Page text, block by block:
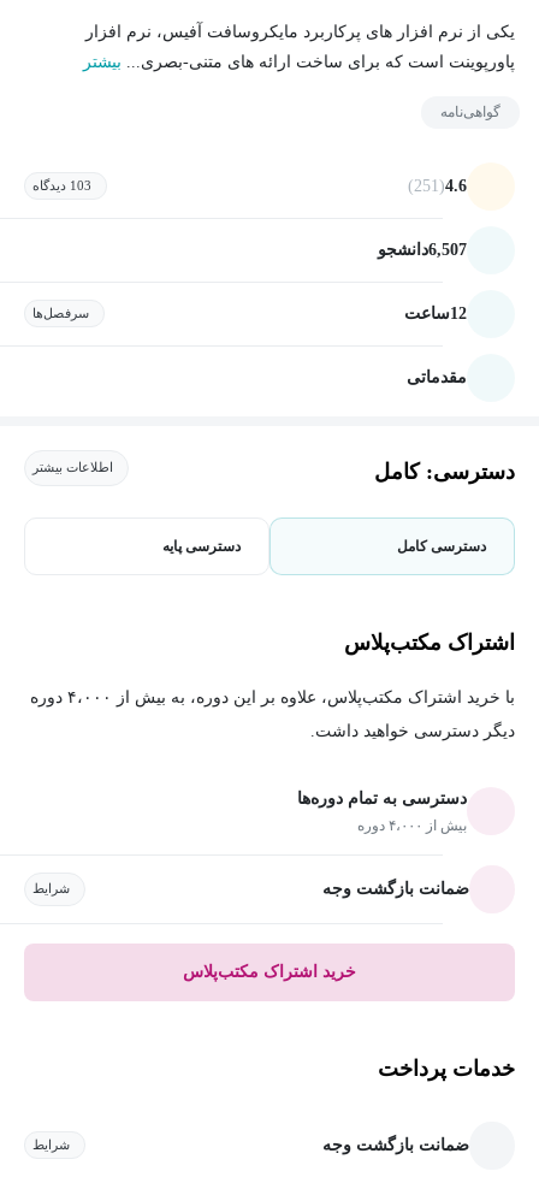
یکی از نرم افزار های پرکاربرد مایکروسافت آفیس، نرم افزار
پاورپوینت است که برای ساخت ارائه های متنی-بصری... بیشتر
گواهی‌نامه
4.6
(251) 103 دیدگاه
6,507دانشجو
12ساعت سرفصل‌ها
مقدماتی
دسترسی: کامل اطلاعات بیشتر
دسترسی کامل دسترسی پایه
اشتراک مکتب‌پلاس
با خرید اشتراک مکتب‌پلاس، علاوه بر این دوره، به بیش از ۴،۰۰۰ دوره
دیگر دسترسی خواهید داشت.
دسترسی به تمام دوره‌ها
بیش از ۴،۰۰۰ دوره
ضمانت بازگشت وجه شرایط
خرید اشتراک مکتب‌پلاس
خدمات پرداخت
ضمانت بازگشت وجه شرایط